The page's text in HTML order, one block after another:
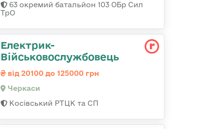
63 окремий батальйон 103 ОБр Сил
ТрО
Електрик-
Військовослужбовець
від 20100 до 125000 грн
Черкаси
Косівський РТЦК та СП